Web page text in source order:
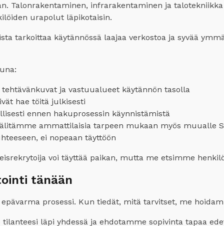
Talonrakentaminen, infrarakentaminen ja
urapolut läpikotaisin.
tarkoittaa käytännössä laajaa verkostoa ja syvää
ja vastuualueet käytännön tasolla
hae töitä julkisesti
ennen hakuprosessin käynnistämistä
ammattilaisia tarpeen mukaan myös muualle
ei nopeaan täyttöön
voi täyttää paikan, mutta me etsimme
tänään
prosessi. Kun tiedät, mitä tarvitset, me
läpi yhdessä ja ehdotamme sopivinta tapaa